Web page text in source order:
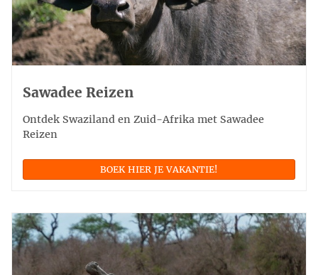
Sawadee Reizen
Ontdek Swaziland en Zuid-Afrika met Sawadee
Reizen
BOEK HIER JE VAKANTIE!